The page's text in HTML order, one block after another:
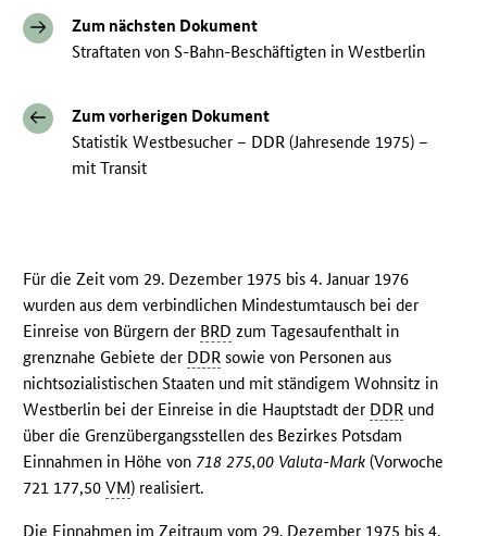
Zum nächsten Dokument
Straftaten von S-Bahn-Beschäftigten in Westberlin
Zum vorherigen Dokument
Statistik Westbesucher – DDR (Jahresende 1975) –
mit Transit
Für die Zeit vom 29. Dezember 1975 bis 4. Januar 1976
wurden aus dem verbindlichen Mindestumtausch bei der
Einreise von Bürgern der BRD zum Tagesaufenthalt in
grenznahe Gebiete der DDR sowie von Personen aus
nichtsozialistischen Staaten und mit ständigem Wohnsitz in
Westberlin bei der Einreise in die Hauptstadt der DDR und
über die Grenzübergangsstellen des Bezirkes Potsdam
Einnahmen in Höhe von 718 275,00 Valuta-Mark (Vorwoche
721 177,50VM) realisiert.
Die Einnahmen im Zeitraum vom 29. Dezember 1975 bis 4.